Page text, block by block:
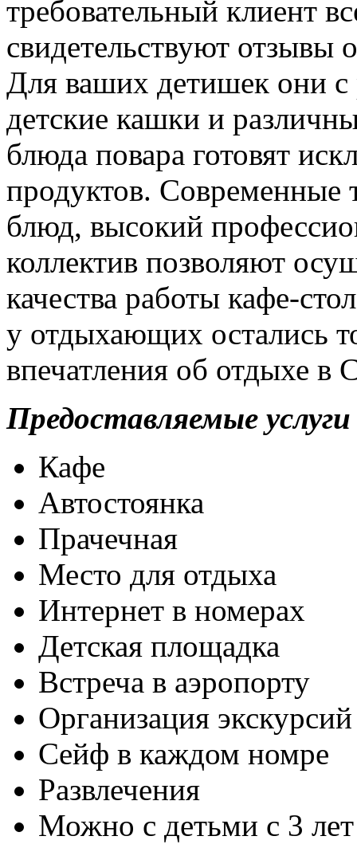
требовательный клиент
свидетельствуют отзывы
Для ваших детишек они с
детские кашки и
блюда повара готовят
продуктов. Современные
блюд, высокий
коллектив позволяют
качества работы кафе-
у отдыхающих остались
впечатления об отдыхе в
Предоставляемые услуги
Кафе
Автостоянка
Прачечная
Место для отдыха
Интернет в номерах
Детская площадка
Встреча в аэропорту
Организация экскурсий
Сейф в каждом номре
Развлечения
Можно с детьми с 3 лет